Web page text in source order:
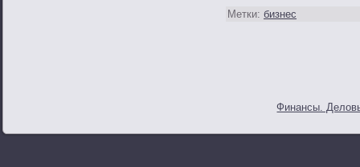
Метки: бизнес
Финансы.